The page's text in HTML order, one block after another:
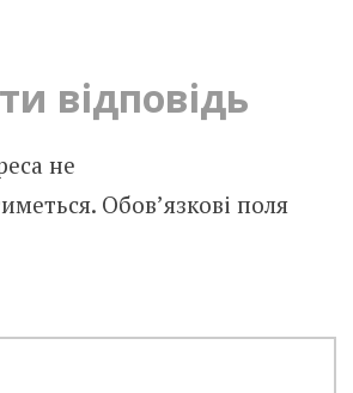
відповідь
не
Обов’язкові поля